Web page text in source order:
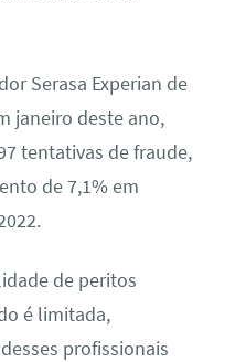
Serasa Experian de
janeiro deste ano,
tentativas de fraude,
de 7,1% em
de peritos
é limitada,
profissionais